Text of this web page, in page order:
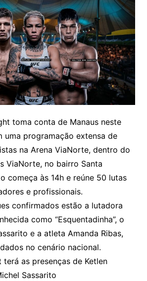
toma conta de Manaus neste
uma programação extensa de
na Arena ViaNorte, dentro do
ViaNorte, no bairro Santa
começa às 14h e reúne 50 lutas
e profissionais.
confirmados estão a lutadora
como “Esquentadinha”, o
e a atleta Amanda Ribas,
no cenário nacional.
as presenças de Ketlen
Sassarito